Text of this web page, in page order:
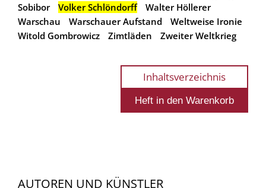
Sobibor
Volker Schlöndorff
Walter Höllerer
Warschau
Warschauer Aufstand
Weltweise Ironie
Witold Gombrowicz
Zimtläden Zweiter Weltkrieg
Inhaltsverzeichnis
AUTOREN UND KÜNSTLER